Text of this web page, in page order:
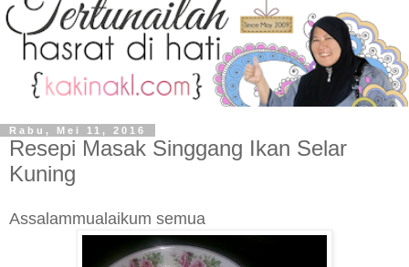
Rabu, Mei 11, 2016
Resepi Masak Singgang Ikan Selar
Kuning
Assalammualaikum semua